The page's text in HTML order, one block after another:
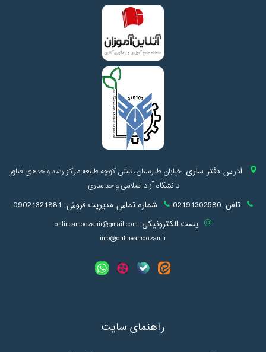
آدرس دفتر ساری:خیابان طبرستان، نبش کوچه طلیعه مرکز رشد واحدهای فناور
دانشگاه آزاد اسلامی واحد ساری
تلفن: 02191302580 شماره تماس مدیریت فروش: 09021321881
پست الکترونیکی: onlineamoozanir@gmail.com
info@onlineamoozan.ir
راهنمای سایت